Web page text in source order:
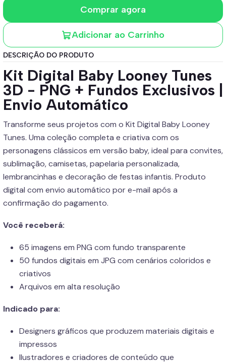
Adicionar ao Carrinho
Comprar agora
DESCRIÇÃO DO PRODUTO
Kit Digital Baby Looney Tunes
3D - PNG + Fundos Exclusivos |
Envio Automático
Transforme seus projetos com o Kit Digital Baby Looney
Tunes. Uma coleção completa e criativa com os
personagens clássicos em versão baby, ideal para convites,
sublimação, camisetas, papelaria personalizada,
lembrancinhas e decoração de festas infantis. Produto
digital com envio automático por e-mail após a
confirmação do pagamento.
Você receberá:
65 imagens em PNG com fundo transparente
50 fundos digitais em JPG com cenários coloridos e
criativos
Arquivos em alta resolução
Indicado para:
Designers gráficos que produzem materiais digitais e
impressos
Ilustradores e criadores de conteúdo que